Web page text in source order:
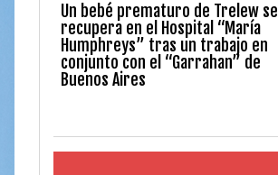
Un bebé prematuro de Trelew se
recupera en el Hospital “María
Humphreys” tras un trabajo en
conjunto con el “Garrahan” de
Buenos Aires